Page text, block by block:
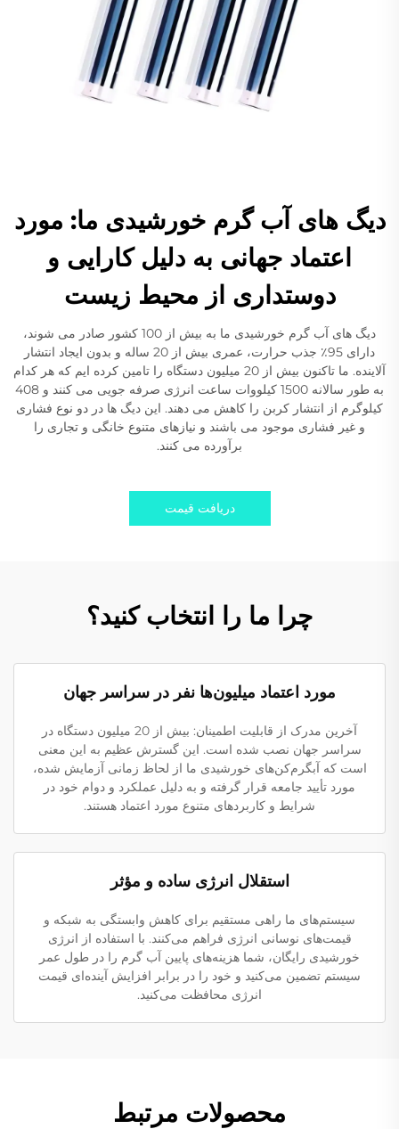
دیگ های آب گرم خورشیدی ما: مورد
اعتماد جهانی به دلیل کارایی و
دوستداری از محیط زیست
دیگ های آب گرم خورشیدی ما به بیش از 100 کشور صادر می شوند،
دارای 95٪ جذب حرارت، عمری بیش از 20 ساله و بدون ایجاد انتشار
آلاینده. ما تاکنون بیش از 20 میلیون دستگاه را تامین کرده ایم که هر کدام
به طور سالانه 1500 کیلووات ساعت انرژی صرفه جویی می کنند و 408
کیلوگرم از انتشار کربن را کاهش می دهند. این دیگ ها در دو نوع فشاری
و غیر فشاری موجود می باشند و نیازهای متنوع خانگی و تجاری را
برآورده می کنند.
دریافت قیمت
چرا ما را انتخاب کنید؟
مورد اعتماد میلیون‌ها نفر در سراسر جهان
آخرین مدرک از قابلیت اطمینان: بیش از 20 میلیون دستگاه در
سراسر جهان نصب شده است. این گسترش عظیم به این معنی
است که آبگرم‌کن‌های خورشیدی ما از لحاظ زمانی آزمایش شده،
مورد تأیید جامعه قرار گرفته و به دلیل عملکرد و دوام خود در
شرایط و کاربردهای متنوع مورد اعتماد هستند.
استقلال انرژی ساده و مؤثر
سیستم‌های ما راهی مستقیم برای کاهش وابستگی به شبکه و
قیمت‌های نوسانی انرژی فراهم می‌کنند. با استفاده از انرژی
خورشیدی رایگان، شما هزینه‌های پایین آب گرم را در طول عمر
سیستم تضمین می‌کنید و خود را در برابر افزایش آینده‌ای قیمت
انرژی محافظت می‌کنید.
محصولات مرتبط